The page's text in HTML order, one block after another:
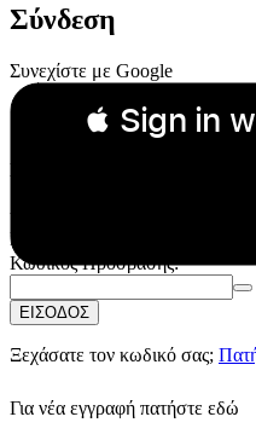
Σύνδεση
Συνεχίστε με Google
 Sign in
Συνεχίστε με Apple
ή
Email:
Κωδικός Πρόσβασης:
ΕΙΣΟΔΟΣ
Ξεχάσατε τον κωδικό σας;
Για νέα εγγραφή πατήστε εδώ